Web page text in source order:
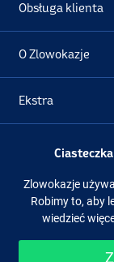
Obsługa klienta
O Zlowokazje
Ekstra
Promocje
Obserwuj nas
Zlowokazje
Robimy to, aby
wiedzieć